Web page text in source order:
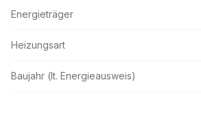
Energieträger
Heizungsart
Baujahr (lt. Energieausweis)